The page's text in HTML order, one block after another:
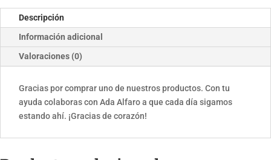
Descripción
Información adicional
Valoraciones (0)
Gracias por comprar uno de nuestros productos. Con tu
ayuda colaboras con Ada Alfaro a que cada día sigamos
estando ahí. ¡Gracias de corazón!